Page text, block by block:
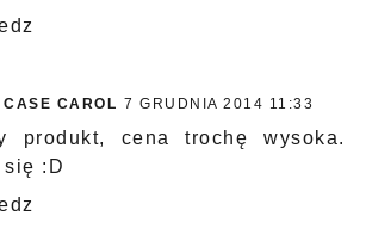
CAROL 7 GRUDNIA 2014 11:33
produkt, cena trochę wysoka.
:D